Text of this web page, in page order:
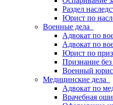
Раздел
Юрист по
Военные дела
Адвокат по
Адвокат по
Юрист по
Признание
Военный
Медицинские дела
Адвокат по
Врачебная